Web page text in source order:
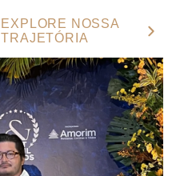
EXPLORE NOSSA
TRAJETÓRIA